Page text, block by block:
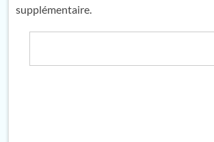
supplémentaire.